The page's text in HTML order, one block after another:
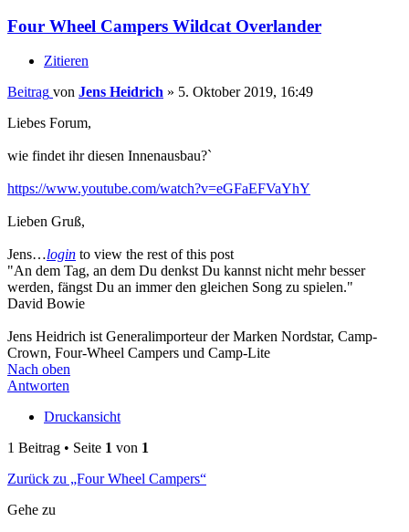
Four Wheel Campers Wildcat Overlander
Zitieren
Beitrag von Jens Heidrich » 5. Oktober 2019, 16:49
Liebes Forum,
wie findet ihr diesen Innenausbau?`
https://www.youtube.com/watch?v=eGFaEFVaYhY
Lieben Gruß,
Jens…login to view the rest of this post
"An dem Tag, an dem Du denkst Du kannst nicht mehr besser
werden, fängst Du an immer den gleichen Song zu spielen."
David Bowie
Jens Heidrich ist Generalimporteur der Marken Nordstar, Camp-
Crown, Four-Wheel Campers und Camp-Lite
Nach oben
Antworten
Druckansicht
1 Beitrag • Seite 1 von 1
Zurück zu „Four Wheel Campers“
Gehe zu